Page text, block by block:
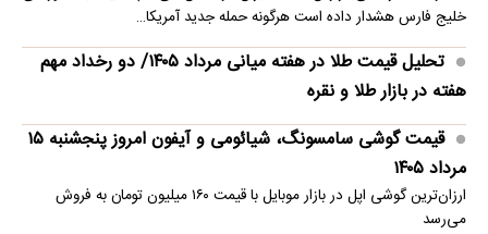
خلیج فارس هشدار داده است هرگونه حمله جدید آمریکا…
تحلیل قیمت طلا در هفته میانی مرداد ۱۴۰۵/ دو رخداد مهم
هفته در بازار طلا و نقره
قیمت گوشی سامسونگ، شیائومی و آیفون امروز پنجشنبه ۱۵
مرداد ۱۴۰۵
ارزان‌ترین گوشی اپل در بازار موبایل با قیمت ۱۶۰ میلیون تومان به فروش
می‌رسد